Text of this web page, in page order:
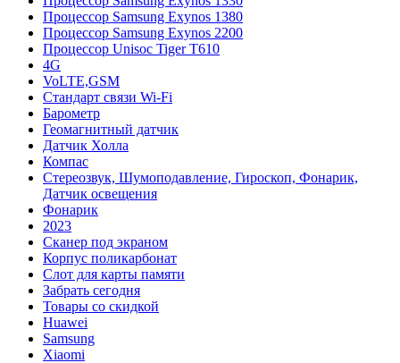
Процессор Samsung Exynos 1380
Процессор Samsung Exynos 2200
Процессор Unisoc Tiger T610
4G
VoLTE,GSM
Cтандарт связи Wi-Fi
Барометр
Геомагнитный датчик
Датчик Холла
Компас
Стереозвук, Шумоподавление, Гироскоп, Фонарик,
Датчик освещения
Фонарик
2023
Сканер под экраном
Корпус поликарбонат
Слот для карты памяти
Забрать сегодня
Товары со скидкой
Huawei
Samsung
Xiaomi